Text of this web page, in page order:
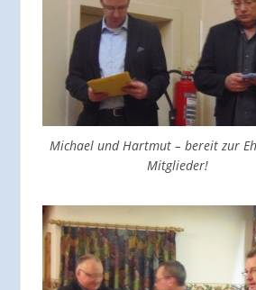
Michael und Hartmut – bereit zur
Mitglieder!